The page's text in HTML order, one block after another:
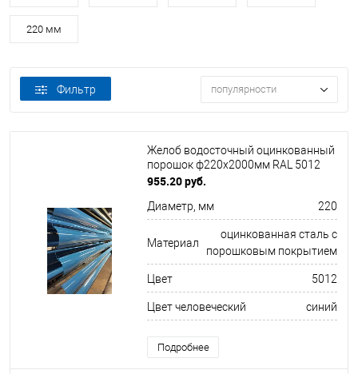
220 мм
Фильтр популярности
Желоб водосточный оцинкованный
порошок ф220х2000мм RAL 5012
955.20 руб.
Диаметр, мм 220
Материал
оцинкованная сталь с
порошковым покрытием
Цвет 5012
Цвет человеческий синий
Подробнее